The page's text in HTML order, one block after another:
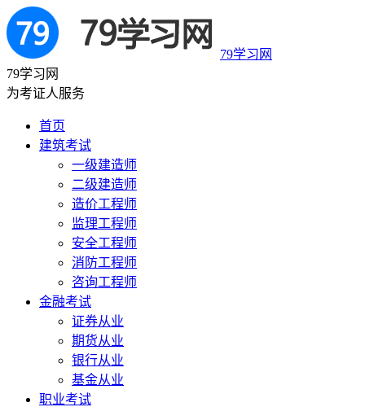
79学习网
79学习网
为考证人服务
首页
建筑考试
一级建造师
二级建造师
造价工程师
监理工程师
安全工程师
消防工程师
咨询工程师
金融考试
证券从业
期货从业
银行从业
基金从业
职业考试